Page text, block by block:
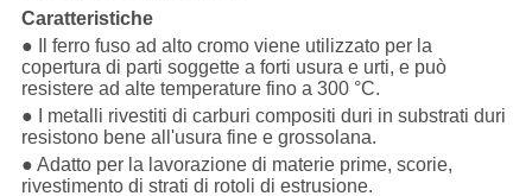
Caratteristiche
● Il ferro fuso ad alto cromo viene utilizzato per la
copertura di parti soggette a forti usura e urti, e può
resistere ad alte temperature fino a 300 °C.
● I metalli rivestiti di carburi compositi duri in substrati duri
resistono bene all'usura fine e grossolana.
● Adatto per la lavorazione di materie prime, scorie,
rivestimento di strati di rotoli di estrusione.